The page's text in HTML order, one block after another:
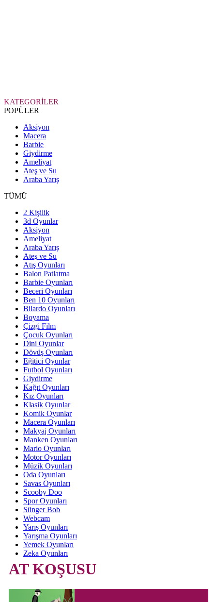
KATEGORİLER
POPÜLER
Aksiyon
Macera
Barbie
Giydirme
Ameliyat
Ateş ve Su
Araba Yarış
TÜMÜ
2 Kişilik
3d Oyunlar
Aksiyon
Ameliyat
Araba Yarış
Ateş ve Su
Atış Oyunları
Balon Patlatma
Barbie Oyunları
Beceri Oyunları
Ben 10 Oyunları
Bilardo Oyunları
Boyama
Çizgi Film
Çocuk Oyunları
Dini Oyunlar
Dövüş Oyunları
Eğitici Oyunlar
Futbol Oyunları
Giydirme
Kağıt Oyunları
Kız Oyunları
Klasik Oyunlar
Komik Oyunlar
Macera Oyunları
Makyaj Oyunları
Manken Oyunları
Mario Oyunları
Motor Oyunları
Müzik Oyunları
Oda Oyunları
Savas Oyunları
Scooby Doo
Spor Oyunları
Sünger Bob
Webcam
Yarış Oyunları
Yarışma Oyunları
Yemek Oyunları
Zeka Oyunları
AT KOŞUSU